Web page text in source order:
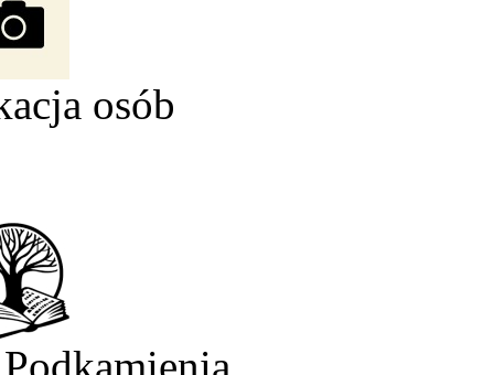
osób